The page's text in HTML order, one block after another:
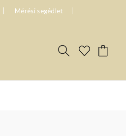
Mérési segédlet